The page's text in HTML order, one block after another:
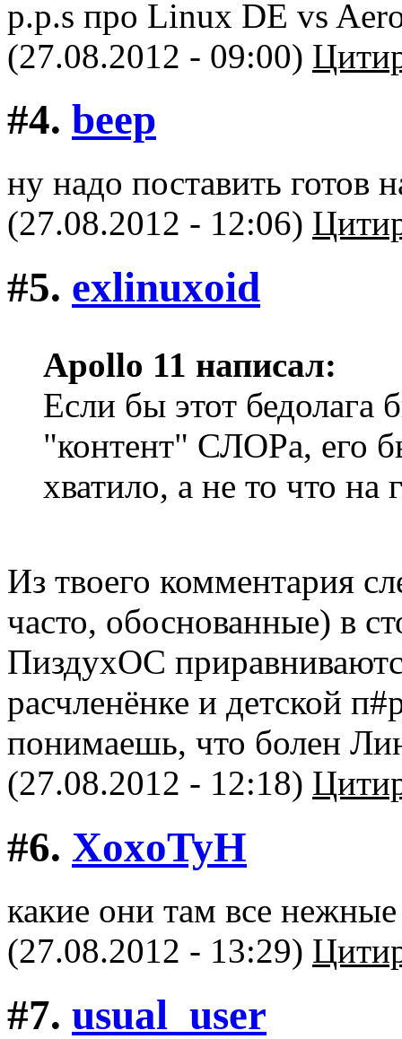
p.p.s про Linux DE vs
(27.08.2012 - 09:00)
#4. beep
ну надо поставить готов
(27.08.2012 - 12:06)
#5. exlinuxoid
Apollo 11 написал:
Если бы этот бедолага
"контент" СЛОРа, его
хватило, а не то что на
Из твоего комментария
часто, обоснованные) в
ПиздухОС
расчленёнке и детской
понимаешь, что болен
(27.08.2012 - 12:18)
#6. XoxoTyH
какие они там все
(27.08.2012 - 13:29)
#7. usual_user